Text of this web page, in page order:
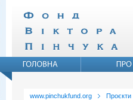
www.pinchukfund.org Проєкти